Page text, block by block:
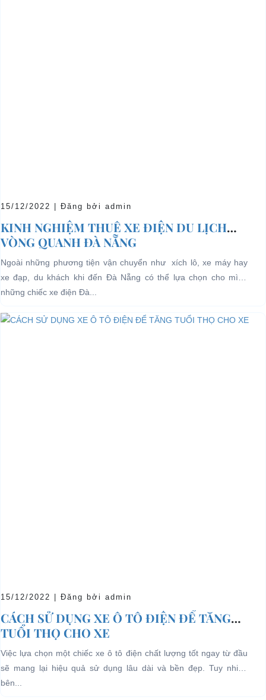
15/12/2022 | Đăng bởi admin
KINH NGHIỆM THUÊ XE ĐIỆN DU LỊCH
VÒNG QUANH ĐÀ NẴNG
Ngoài những phương tiện vận chuyển như xích lô, xe máy hay
xe đạp, du khách khi đến Đà Nẵng có thể lựa chọn cho mình
những chiếc xe điện Đà...
15/12/2022 | Đăng bởi admin
CÁCH SỬ DỤNG XE Ô TÔ ĐIỆN ĐỂ TĂNG
TUỔI THỌ CHO XE
Việc lựa chọn một chiếc xe ô tô điện chất lượng tốt ngay từ đầu
sẽ mang lại hiệu quả sử dụng lâu dài và bền đẹp. Tuy nhiên
bên...